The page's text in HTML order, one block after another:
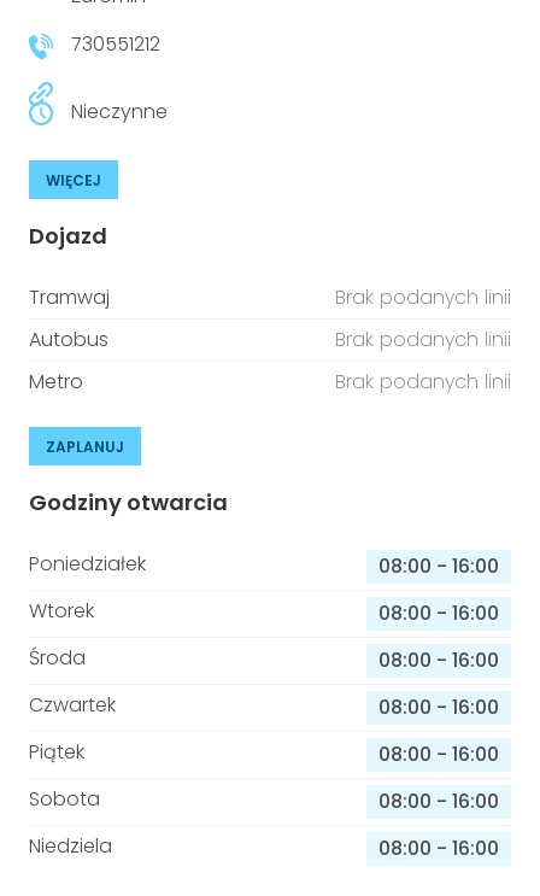
Prawo
Aktualności
730551212
Nieczynne
WIĘCEJ
Dojazd
Tramwaj
Brak podanych linii
Autobus
Brak podanych linii
Metro
Brak podanych linii
ZAPLANUJ
Godziny otwarcia
Poniedziałek 08:00 - 16:00
Wtorek
08:00 - 16:00
Środa
08:00 - 16:00
Czwartek
08:00 - 16:00
Piątek
08:00 - 16:00
Sobota
08:00 - 16:00
Niedziela
08:00 - 16:00